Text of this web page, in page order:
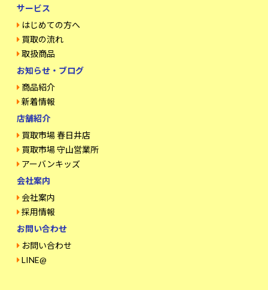
サービス
はじめての方へ
買取の流れ
取扱商品
お知らせ・ブログ
商品紹介
新着情報
店舗紹介
買取市場 春日井店
買取市場 守山営業所
アーバンキッズ
会社案内
会社案内
採用情報
お問い合わせ
お問い合わせ
LINE@